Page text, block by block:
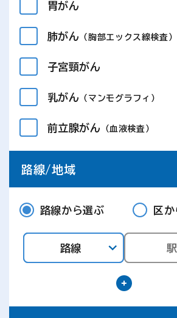
胃がん
肺がん （胸部エックス線検査）
子宮頸がん
乳がん （マンモグラフィ）
前立腺がん （血液検査）
路線/地域
路線から選ぶ 区
路線 駅